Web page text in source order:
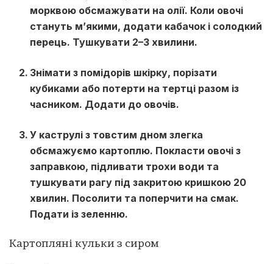
морквою обсмажувати на олії. Коли овочі
стануть м’якими, додати кабачок і солодкий
перець. Тушкувати 2–3 хвилини.
Знімати з помідорів шкірку, порізати
кубиками або потерти на тертці разом із
часником. Додати до овочів.
У каструлі з товстим дном злегка
обсмажуємо картоплю. Покласти овочі з
заправкою, підливати трохи води та
тушкувати рагу під закритою кришкою 20
хвилин. Посолити та поперчити на смак.
Подати із зеленню.
Картопляні кульки з сиром